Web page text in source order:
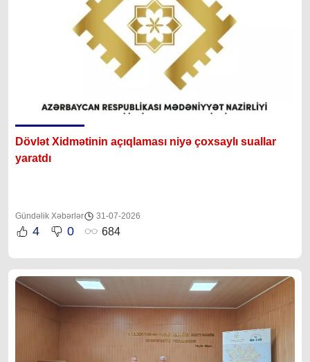
Dövlət Xidmətinin açıqlaması niyə çoxsaylı suallar
yaratdı
Gündəlik Xəbərlər 31-07-2026
4 0 684